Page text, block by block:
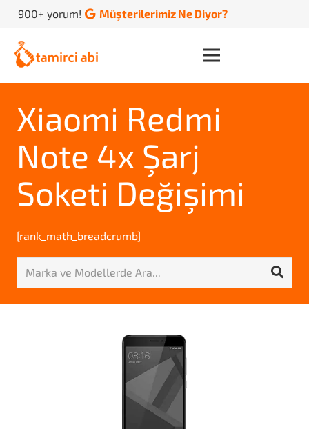
900+ yorum! Müşterilerimiz Ne Diyor?
Xiaomi Redmi
Note 4x Şarj
Soketi Değişimi
[rank_math_breadcrumb]